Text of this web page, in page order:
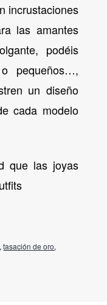
incrustaciones
las amantes
podéis
pequeños…,
un diseño
cada modelo
que las joyas
,tasación de oro,